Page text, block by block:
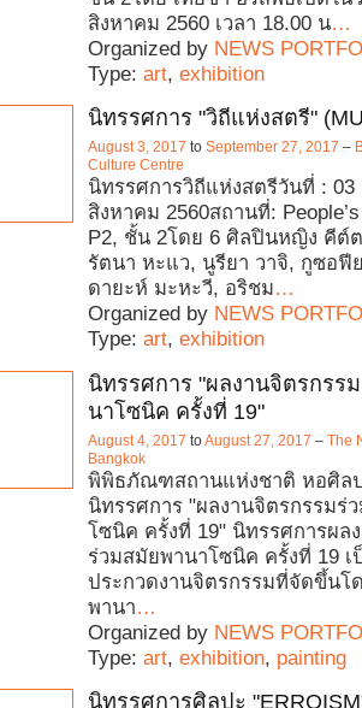
สิงหาคม 2560 เวลา 18.00 น…
Organized by NEWS
Type: art, exhibition
นิทรรศการ "วิถีแห่งสตรี"
August 3, 2017 to September 27, 2017 –
Culture Centre
นิทรรศการวิถีแห่งสตรีวันที่ : 03
สิงหาคม 2560สถานที่:
P2, ชั้น 2โดย 6 ศิลปินหญิง คีต์
รัตนา หะแว, นูรียา วาจิ, กูซอฟี
ดายะห์ มะหะวี, อริชม…
Organized by NEWS
Type: art, exhibition
นิทรรศการ "ผลงานจิตรกรร
นาโซนิค ครั้งที่ 19"
August 4, 2017 toAugust 27, 2017 – The
Bangkok
พิพิธภัณฑสถานแห่งชาติ หอศิล
นิทรรศการ "ผลงานจิตรกรรมร่
โซนิค ครั้งที่ 19" นิทรรศการผล
ร่วมสมัยพานาโซนิค ครั้งที่ 19 เ
ประกวดงานจิตรกรรมที่จัดขึ้นโ
พานา…
Organized by NEWS
Type: art, exhibition, painting
นิทรรศการศิลปะ